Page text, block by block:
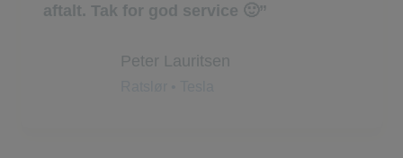
aftalt. Tak for god service 🙂
Peter Lauritsen